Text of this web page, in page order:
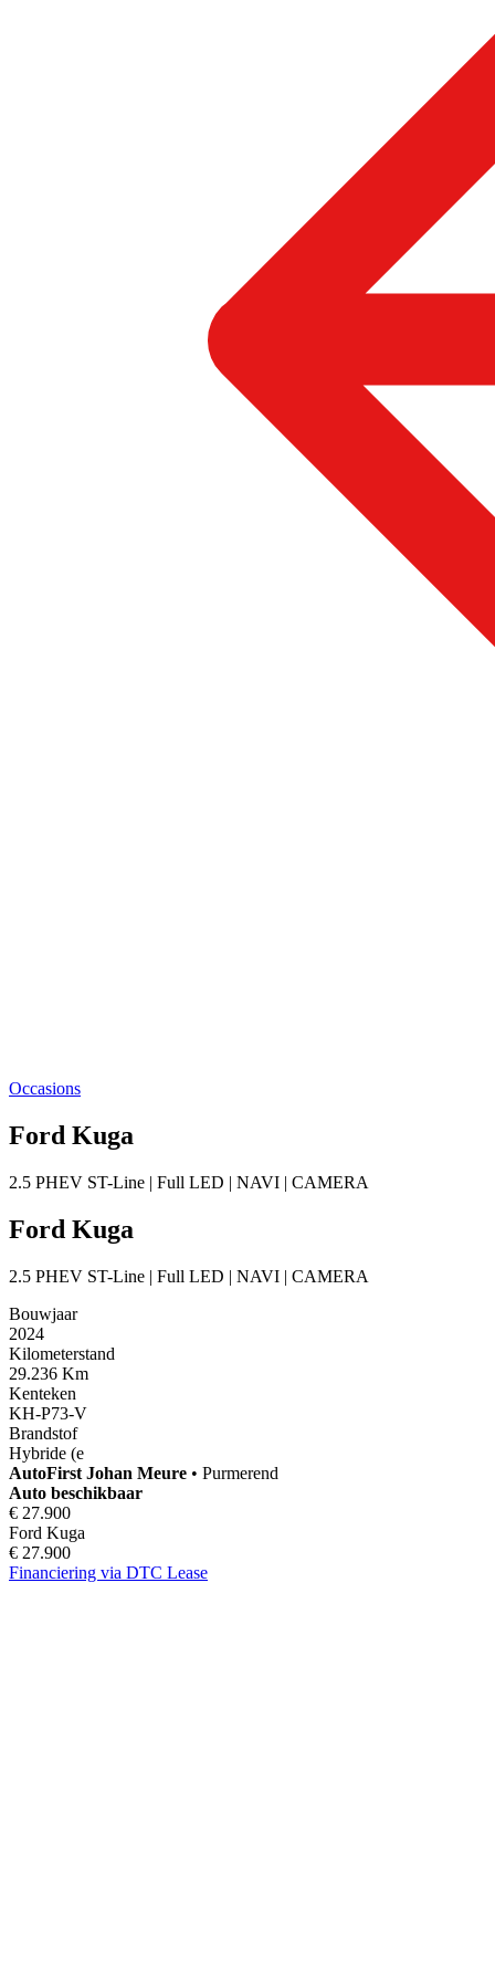
Occasions
Ford Kuga
2.5 PHEV ST-Line | Full LED | NAVI | CAMERA
Ford Kuga
2.5 PHEV ST-Line | Full LED | NAVI | CAMERA
Bouwjaar
2024
Kilometerstand
29.236 Km
Kenteken
KH-P73-V
Brandstof
Hybride (e
AutoFirst Johan Meure • Purmerend
Auto beschikbaar
€ 27.900
Ford Kuga
€ 27.900
Financiering via DTC Lease